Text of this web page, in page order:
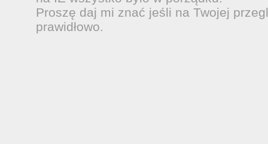
Proszę daj mi znać jeśli na Twojej
prawidłowo.